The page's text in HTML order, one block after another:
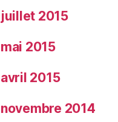
juillet 2015
mai 2015
avril 2015
novembre 2014